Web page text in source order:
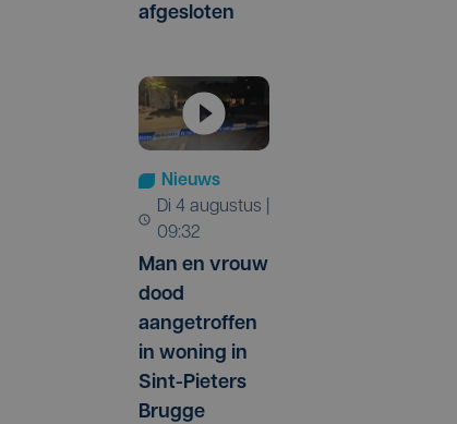
afgesloten
Nieuws
di 4 augustus |
09:32
Man en vrouw
dood
aangetroffen
in woning in
Sint-Pieters
Brugge